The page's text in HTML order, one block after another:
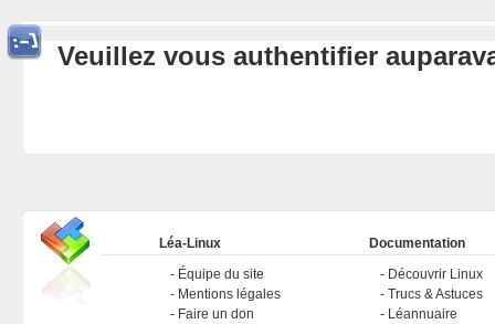
Veuillez vous authentifier
Léa-Linux
Équipe du site
Mentions légales
Faire un don
Documentation
Découvrir Linux
Trucs & Astuces
Léannuaire